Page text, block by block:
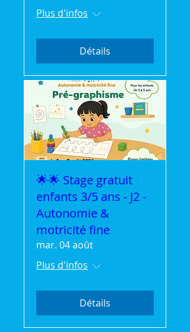
Plus d'infos
Détails
🌟🌟 Stage gratuit
enfants 3/5 ans - J2 -
Autonomie &
motricité fine
mar. 04 août
Plus d'infos
Détails